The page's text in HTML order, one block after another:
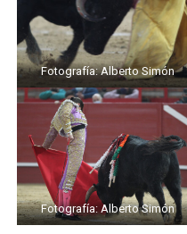
Fotografía: Alberto Simón
Fotografía: Alberto Simón